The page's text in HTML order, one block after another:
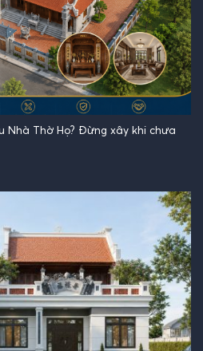
Nhà Thờ Họ? Đừng xây khi chưa